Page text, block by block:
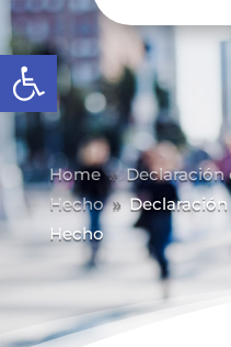
Abrir barra de
Home 9 Declaración
Hecho 9
Hecho